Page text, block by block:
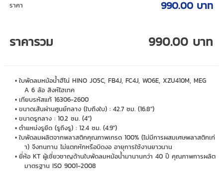
ราคา 990.00 บาท
ราคารวม 990.00 บาท
ใบพัดลมหม้อน้ำฮีโน่ HINO JO5C, FB4J, FC4J, WO6E, XZU410M, MEG
A 6 ล้อ สิงห์ไฮเทค
เทียบรหัสแท้ 16306-2600
ขนาดเส้นผ่านศูนย์กลาง (ใบถึงใบ) : 42.7 ซม. (16.8")
ขนาดรูกลาง : 10.2 ซม. (4")
ตำแหน่งรูยึด (รูถึงรู) : 12.4 ซม. (4.9")
ใบพัดลมผลิตจากพลาสติกคุณภาพเกรด 100% (ไม่มีการผสมเศษพลาสติกเก่
า) จึงทนทาน ไม่แตกหักหรือบิดงอ อายุการใช้งานยาวนาน
ยี่ห้อ KT ผู้เชี่ยวชาญด้านใบพัดลมหม้อน้ำมานานกว่า 40 ปี คุณภาพการผลิต
มาตรฐาน ISO 9001-2008